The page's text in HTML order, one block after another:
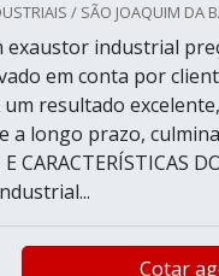
/ SÃO JOAQUIM DA
exaustor industrial
em conta por
resultado
a longo prazo,
CARACTERÍSTICAS
Cotar